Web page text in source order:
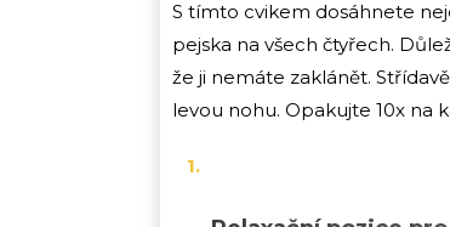
S tímto cvikem dosáhnete
pejska na všech čtyřech.
že ji nemáte zaklánět.
levou nohu. Opakujte 10x na